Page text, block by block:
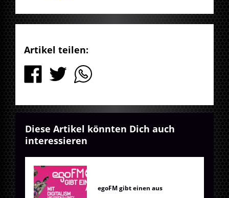
Artikel teilen:
Diese Artikel könnten Dich auch
interessieren
egoFM gibt einen aus